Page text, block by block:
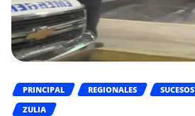
PRINCIPAL REGIONALES SUCESOS
ZULIA